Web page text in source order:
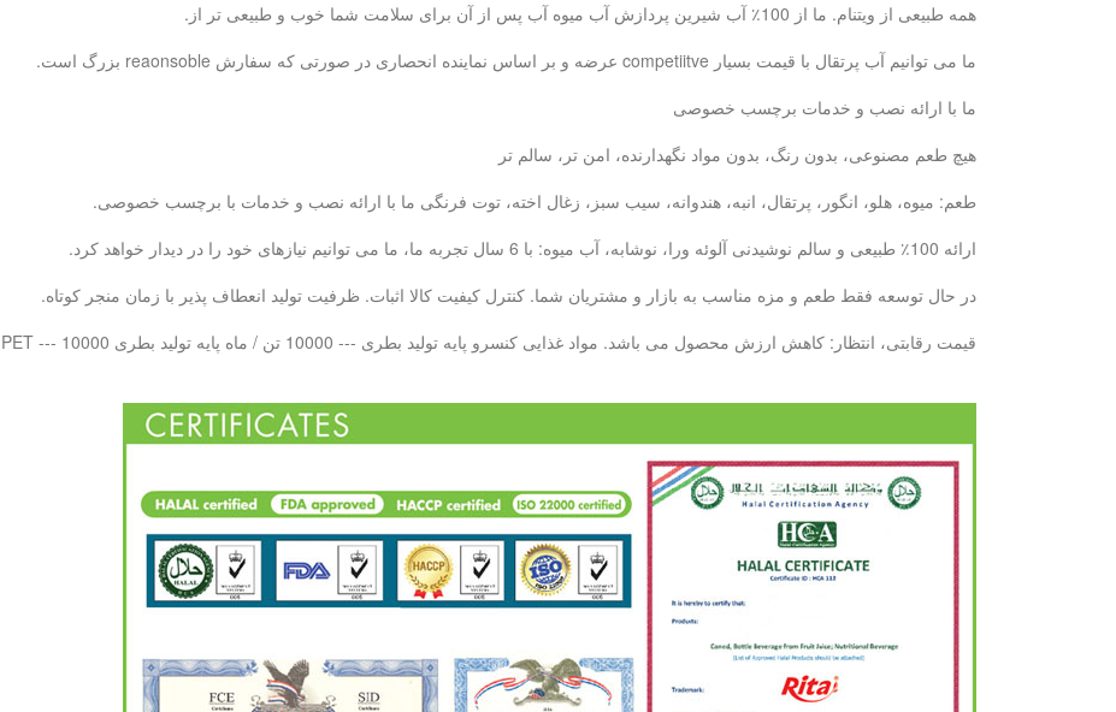
همه طبیعی از ویتنام. ما از 100٪ آب شیرین پردازش آب میوه آب پس از آن برای سلامت شما خوب و طبیعی تر از.
ما می توانیم آب پرتقال با قیمت بسیار competiitve عرضه و بر اساس نماینده انحصاری در صورتی که سفارش reaonsoble بزرگ است.
ما با ارائه نصب و خدمات برچسب خصوصی
هیچ طعم مصنوعی، بدون رنگ، بدون مواد نگهدارنده، امن تر، سالم تر
طعم: میوه، هلو، انگور، پرتقال، انبه، هندوانه، سیب سبز، زغال اخته، توت فرنگی ما با ارائه نصب و خدمات با برچسب خصوصی.
ارائه 100٪ طبیعی و سالم نوشیدنی آلوئه ورا، نوشابه، آب میوه: با 6 سال تجربه ما، ما می توانیم نیازهای خود را در دیدار خواهد کرد.
در حال توسعه فقط طعم و مزه مناسب به بازار و مشتریان شما. کنترل کیفیت کالا اثبات. ظرفیت تولید انعطاف پذیر با زمان منجر کوتاه.
قیمت رقابتی، انتظار: کاهش ارزش محصول می باشد. مواد غذایی کنسرو پایه تولید بطری --- 10000 تن / ماه پایه تولید بطری PET --- 10000 تن در هر ماه LAB QC - 20 تیم کنترل کیفیت حرفه